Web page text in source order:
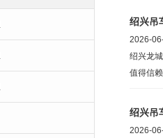
绍兴吊
2026-
绍兴龙
值得信
绍兴吊
2026-